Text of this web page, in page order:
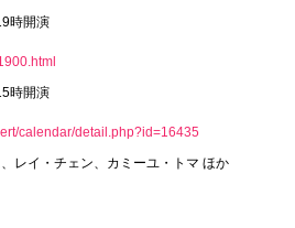
時開演
時開演
calendar/detail.php?id=16435
レイ・チェン、カミーユ・トマ ほか